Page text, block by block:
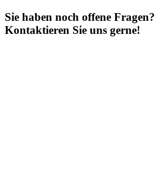
Sie haben noch offene Fragen?
Kontaktieren Sie uns gerne!